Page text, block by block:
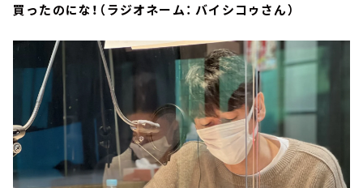
買ったのにな！（ラジオネーム： バイシコゥさん）